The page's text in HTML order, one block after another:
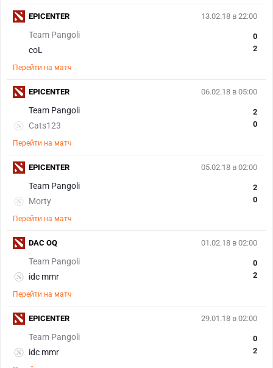
13.02.18 в 22:00
Team Pangoli
coL
0
2
Перейти на матч
EPICENTER
06.02.18 в 05:00
Team Pangoli
Cats123
2
0
Перейти на матч
EPICENTER
05.02.18 в 02:00
Team Pangoli
Morty
2
0
Перейти на матч
EPICENTER
01.02.18 в 02:00
Team Pangoli
idc mmr
0
2
Перейти на матч
DAC OQ
29.01.18 в 02:00
Team Pangoli
idc mmr
0
2
EPICENTER